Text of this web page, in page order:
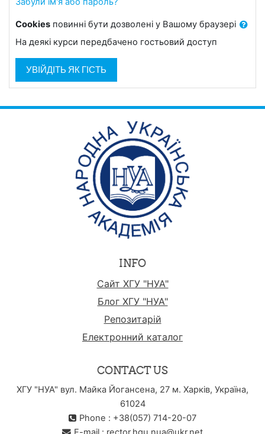
Cookies повинні бути дозволені у Вашому браузері
На деякі курси передбачено гостьовий доступ
УВІЙДІТЬ ЯК ГІСТЬ
INFO
Сайт ХГУ "НУА"
Блог ХГУ "НУА"
Репозитарій
Електронний каталог
CONTACT US
ХГУ "НУА" вул. Майка Йогансена, 27 м. Харків, Україна,
61024
Phone : +38(057) 714-20-07